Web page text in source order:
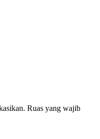
Ruas yang wajib